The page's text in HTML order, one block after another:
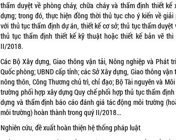
thẩm duyệt về phòng cháy, chữa cháy và thẩm định thiết kế
dựng; trong đó, thực hiện đồng thời thủ tục cho ý kiến về
với thủ tục thẩm định dự án, thiết kế cơ sở; thủ tục thẩm duyệt
thủ tục thẩm định thiết kế kỹ thuật hoặc thiết kế bản vẽ
II/2018.
Các Bộ Xây dựng, Giao thông vận tải, Nông nghiệp và Phát
Quốc phòng; UBND cấp tỉnh; các Sở Xây dựng, Giao thông
nông thôn, Công Thương chủ trì, chỉ đạo; Bộ Tài nguyên và
trường phối hợp xây dựng Quy chế phối hợp thủ tục thẩm
dựng và thẩm định báo cáo đánh giá tác động môi trường
môi trường) hoàn thành trong quý II/2018...
Nghiên cứu, đề xuất hoàn thiện hệ thống pháp luật